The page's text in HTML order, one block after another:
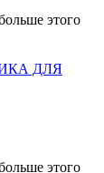
этого
ДЛЯ
этого